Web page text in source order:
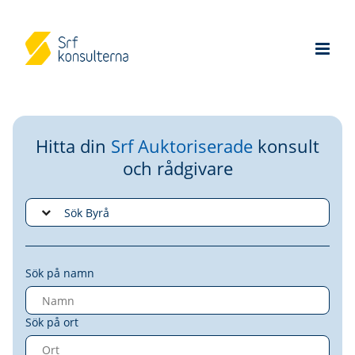
Hitta din Srf Auktoriserade konsult
och rådgivare
Sök på namn
Sök på ort